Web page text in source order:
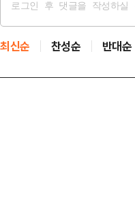
최신순 찬성순 반대순